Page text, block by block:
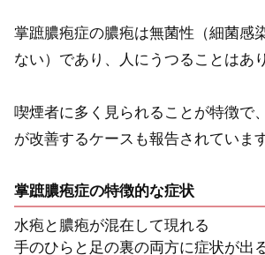
掌蹠膿疱症の膿疱は無菌性（細菌感
ない）であり、人にうつることはあ
喫煙者に多く見られることが特徴で
が改善するケースも報告されています
掌蹠膿疱症の特徴的な症状
水疱と膿疱が混在して現れる
手のひらと足の裏の両方に症状が出